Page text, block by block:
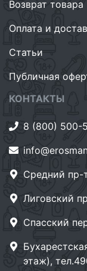
Возврат товара
Оплата и
Статьи
Публичная
КОНТАКТЫ
8 (800) 500-
Средний пр-
Лиговский
Спасский
этаж),